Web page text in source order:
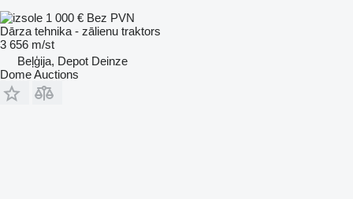
1 000 € Bez PVN
Dārza tehnika - zālienu traktors
3 656 m/st
Beļģija, Depot Deinze
Dome Auctions